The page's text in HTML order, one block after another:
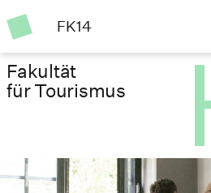
FK14
Fakultät
für Tourismus